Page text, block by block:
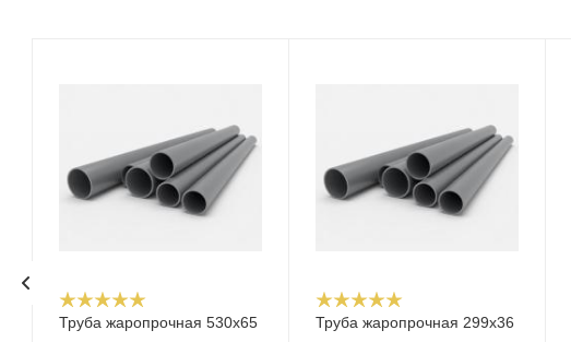
Труба жаропрочная 530х65
Труба жаропрочная 299х36